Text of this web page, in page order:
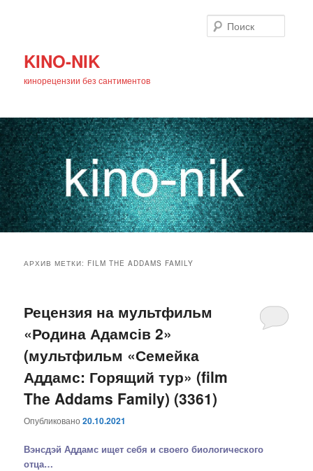
KINO-NIK
кинорецензии без сантиментов
основному
содержимому
дополнительному
содержимому
АРХИВ МЕТКИ: FILM THE ADDAMS FAMILY
Рецензия на мультфильм
«Родина Адамсів 2»
(мультфильм «Семейка
Аддамс: Горящий тур» (film
The Addams Family) (3361)
Опубликовано20.10.2021
Вэнсдэй Аддамс ищет себя и своего биологического
отца…